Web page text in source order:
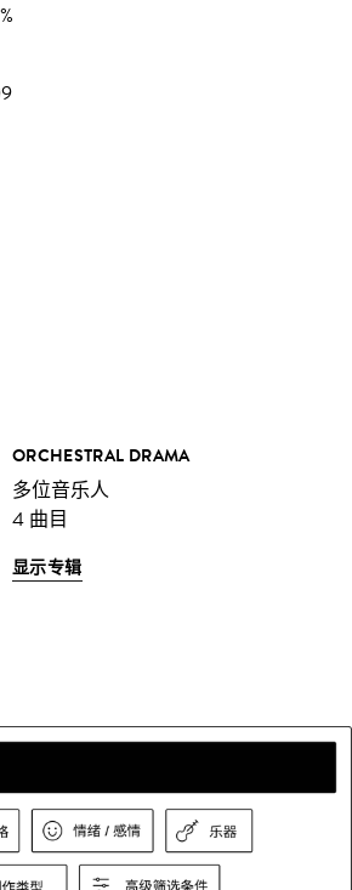
ORCHESTRAL DRAMA
多位音乐人
4 曲目
显示专辑